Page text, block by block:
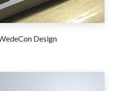
Design